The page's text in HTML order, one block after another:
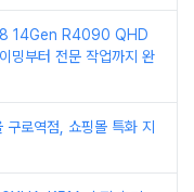
14Gen R4090 QHD
밍부터 전문 작업까지 완
구로역점, 쇼핑몰 특화 지